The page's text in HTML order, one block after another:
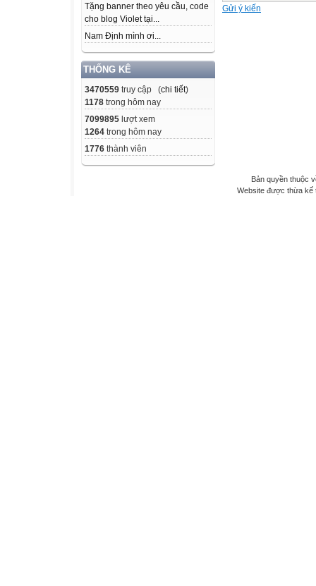
Tặng banner theo yêu cầu, code
cho blog Violet tại...
Nam Định mình ơi...
THỐNG KÊ
3470559 truy cập (chi tiết)
1178 trong hôm nay
7099895 lượt xem
1264 trong hôm nay
1776 thành viên
Gửi ý kiến
Bản quyền thuộc
Website được thừa